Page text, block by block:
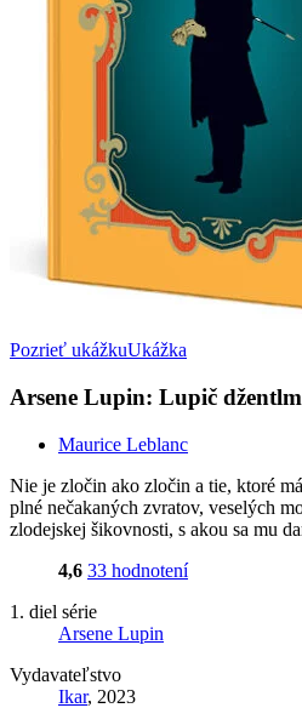
Pozrieť ukážkuUkážka
Arsene Lupin: Lupič
Maurice Leblanc
Nie je zločin ako zločin a tie, ktoré
plné nečakaných zvratov, veselých
zlodejskej šikovnosti, s akou sa mu
4,6 33 hodnotení
1. diel série
Arsene Lupin
Vydavateľstvo
Ikar, 2023